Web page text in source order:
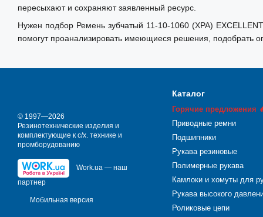
пересыхают и сохраняют заявленный ресурс.
Нужен подбор Ремень зубчатый 11-10-1060 (XPA)
помогут проанализировать имеющиеся решения, подобрать
© 1997—2026
Резинотехнические изделия и
комплектующие к с/х. технике и
промборудованию
Work.ua — наш
партнер
Мобильная версия
Каталог
Горячие предложения
Приводные ремни
Подшипники
Рукава резиновые
Полимерные рукава
Камлоки и хомуты для
Рукава высокого
Роликовые цепи